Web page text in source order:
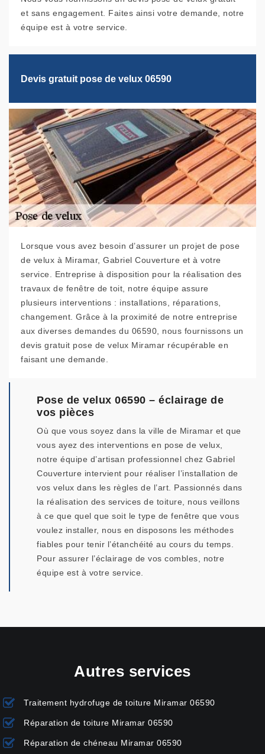
et sans engagement. Faites ainsi votre demande, notre
équipe est à votre service.
Devis gratuit pose de velux 06590
Lorsque vous avez besoin d’assurer un projet de pose
de velux à Miramar, Gabriel Couverture et à votre
service. Entreprise à disposition pour la réalisation des
travaux de fenêtre de toit, notre équipe assure
plusieurs interventions : installations, réparations,
changement. Grâce à la proximité de notre entreprise
aux diverses demandes du 06590, nous fournissons un
devis gratuit pose de velux Miramar récupérable en
faisant une demande.
Pose de velux 06590 – éclairage de
vos pièces
Où que vous soyez dans la ville de Miramar et que
vous ayez des interventions en pose de velux,
notre équipe d’artisan professionnel chez Gabriel
Couverture intervient pour réaliser l’installation de
vos velux dans les règles de l’art. Passionnés dans
la réalisation des services de toiture, nous veillons
à ce que quel que soit le type de fenêtre que vous
voulez installer, nous en disposons les méthodes
fiables pour tenir l’étanchéité au cours du temps.
Pour assurer l’éclairage de vos combles, notre
équipe est à votre service.
Autres services
Traitement hydrofuge de toiture Miramar 06590
Réparation de toiture Miramar 06590
Réparation de chéneau Miramar 06590